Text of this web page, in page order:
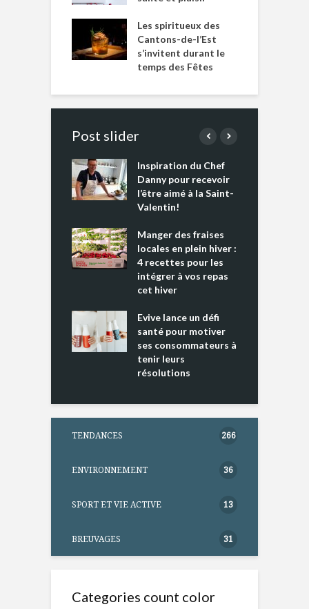
Les spiritueux des
Cantons-de-l’Est
s’invitent durant le
temps des Fêtes
Post slider
Inspiration du Chef
Danny pour recevoir
l’être aimé à la Saint-
Valentin!
Manger des fraises
locales en plein hiver :
4 recettes pour les
intégrer à vos repas
cet hiver
Evive lance un défi
santé pour motiver
ses consommateurs à
tenir leurs
résolutions
TENDANCES 266
ENVIRONNEMENT 36
SPORT ET VIE ACTIVE 13
BREUVAGES 31
Categories count color